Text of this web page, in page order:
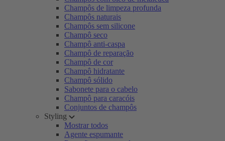
Champôs de limpeza profunda
Champôs naturais
Champôs sem silicone
Champô seco
Champô anti-caspa
Champô de reparação
Champô de cor
Champô hidratante
Champô sólido
Sabonete para o cabelo
Champô para caracóis
Conjuntos de champôs
Styling
Mostrar todos
Agente espumante